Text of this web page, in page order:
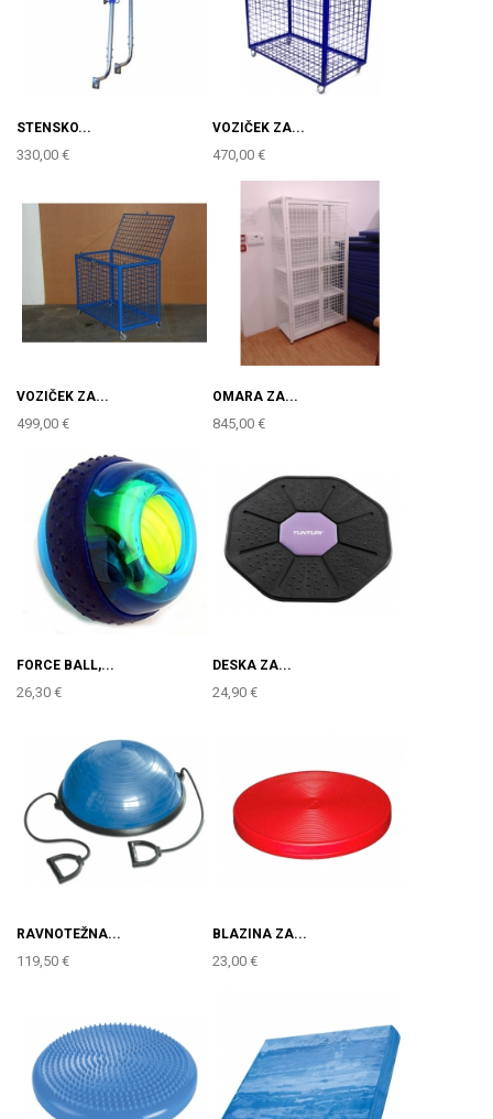
STENSKO...
330,00 €
VOZIČEK ZA...
470,00 €
VOZIČEK ZA...
499,00 €
OMARA ZA...
845,00 €
FORCE BALL,...
26,30 €
DESKA ZA...
24,90 €
RAVNOTEŽNA...
119,50 €
BLAZINA ZA...
23,00 €